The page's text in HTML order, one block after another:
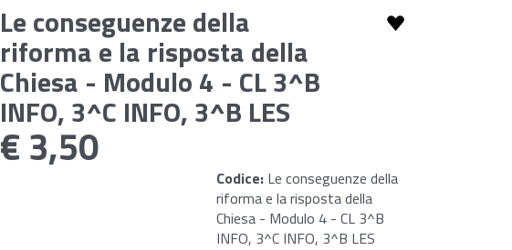
Le conseguenze della
riforma e la risposta della
Chiesa - Modulo 4 - CL 3^B
INFO, 3^C INFO, 3^B LES
€ 3,50
Codice:Le conseguenze della
riforma e la risposta della
Chiesa - Modulo 4 - CL 3^B
INFO, 3^C INFO, 3^B LES